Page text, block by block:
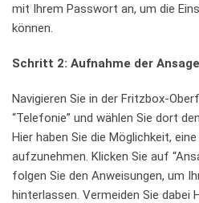
mit ‍Ihrem ‍Passwort ‍an, um ⁤die
können.
Schritt 2:​ Aufnahme der Ansage
Navigieren Sie in der ⁤Fritzbox-
“Telefonie” und ​wählen Sie dort⁢
Hier haben Sie die ‌Möglichkeit,
aufzunehmen. Klicken Sie auf
folgen Sie den ⁢Anweisungen, um
hinterlassen.​ Vermeiden Sie dabei‌